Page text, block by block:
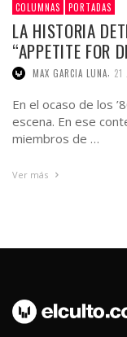
COLUMNAS PORTADAS
LA HISTORIA
“APPETITE FOR
MAX GARCIA LUNA 21
En el ocaso de los
escena. En ese
miembros de …
Ver más